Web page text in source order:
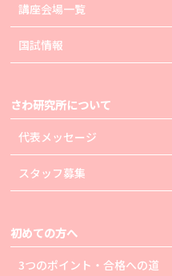
講座会場一覧
国試情報
さわ研究所について
代表メッセージ
スタッフ募集
初めての方へ
3つのポイント・合格への道